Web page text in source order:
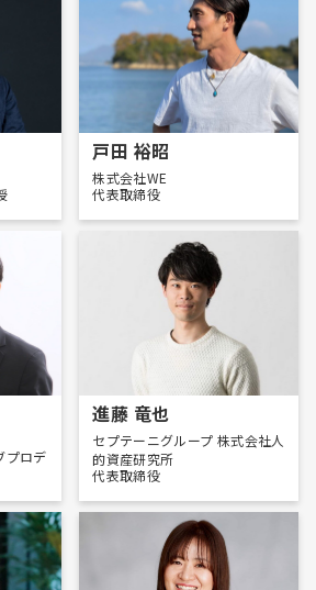
戸田 裕昭
株式会社WE
代表取締役
プロデ
進藤 竜也
セプテーニグループ 株式会社人
的資産研究所
代表取締役